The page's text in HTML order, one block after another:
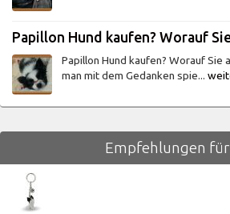
Papillon Hund kaufen? Worauf
Papillon Hund kaufen? Worauf Sie
man mit dem Gedanken spie...
Empfehlungen für